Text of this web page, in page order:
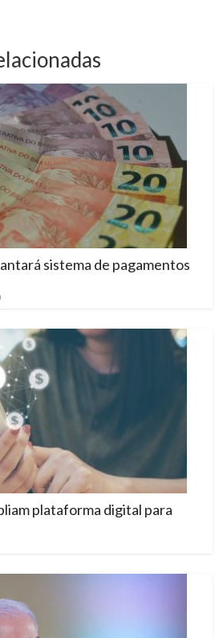
sistema de pagamentos
plataforma digital para